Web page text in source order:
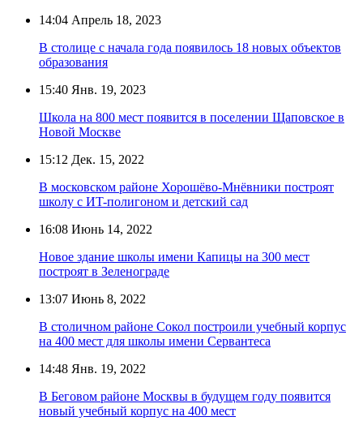
14:04 Апрель 18, 2023
В столице с начала года появилось 18 новых объектов
образования
15:40 Янв. 19, 2023
Школа на 800 мест появится в поселении Щаповское в
Новой Москве
15:12 Дек. 15, 2022
В московском районе Хорошёво-Мнёвники построят
школу с ИT-полигоном и детский сад
16:08 Июнь 14, 2022
Новое здание школы имени Капицы на 300 мест
построят в Зеленограде
13:07 Июнь 8, 2022
В столичном районе Сокол построили учебный корпус
на 400 мест для школы имени Сервантеса
14:48 Янв. 19, 2022
В Беговом районе Москвы в будущем году появится
новый учебный корпус на 400 мест